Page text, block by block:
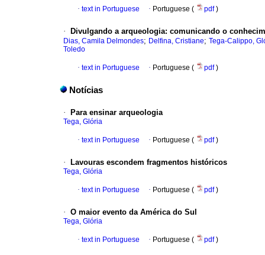
· text in Portuguese · Portuguese ( pdf)
· Divulgando a arqueologia: comunicando o
Dias, Camila Delmondes; Delfina, Cristiane; Tega-Calippo,
Toledo
· text in Portuguese · Portuguese ( pdf)
Notícias
· Para ensinar arqueologia
Tega, Glória
· text in Portuguese · Portuguese ( pdf)
· Lavouras escondem fragmentos históricos
Tega, Glória
· text in Portuguese · Portuguese ( pdf)
· O maior evento da América do Sul
Tega, Glória
· text in Portuguese · Portuguese ( pdf)